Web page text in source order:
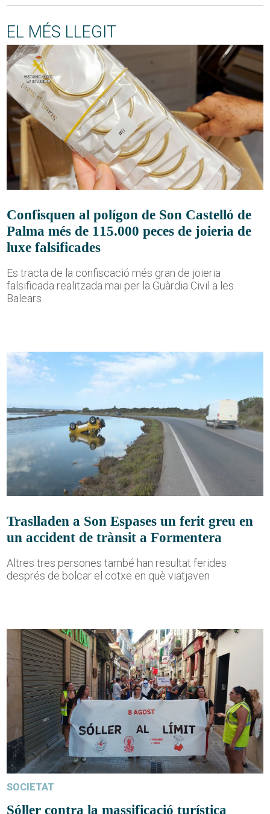
EL MÉS LLEGIT
Confisquen al polígon de Son Castelló de
Palma més de 115.000 peces de joieria de
luxe falsificades
Es tracta de la confiscació més gran de joieria
falsificada realitzada mai per la Guàrdia Civil a les
Balears
Traslladen a Son Espases un ferit greu en
un accident de trànsit a Formentera
Altres tres persones també han resultat ferides
després de bolcar el cotxe en què viatjaven
SOCIETAT
Sóller contra la massificació turística